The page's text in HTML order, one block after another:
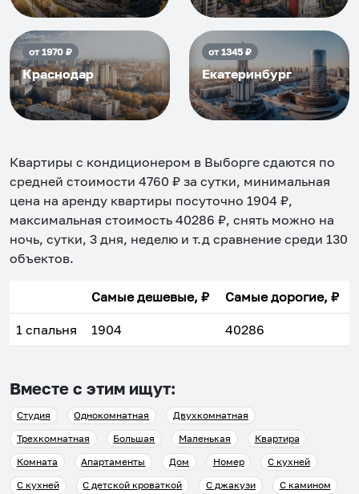
от1970₽
Краснодар
от1345₽
Екатеринбург
Квартиры с кондиционером в Выборге сдаются по
средней стоимости 4760 ₽ за сутки, минимальная
цена на аренду квартиры посуточно 1904 ₽,
максимальная стоимость 40286 ₽, снять можно на
ночь, сутки, 3 дня, неделю и т.д сравнение среди 130
объектов.
Самые дешевые, ₽ Самые дорогие, ₽
1 спальня 1904 40286
Вместе с этим ищут:
Студия Однокомнатная
Двухкомнатная
Трехкомнатная
Большая Маленькая
Квартира
Комната
Апартаменты Дом Номер
С кухней
С кухней
С детской кроваткой С джакузи
С камином